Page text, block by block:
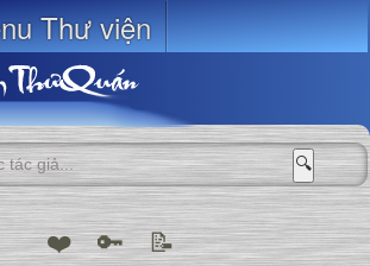
Thư viện
🔍
❤️ 🔑 📝